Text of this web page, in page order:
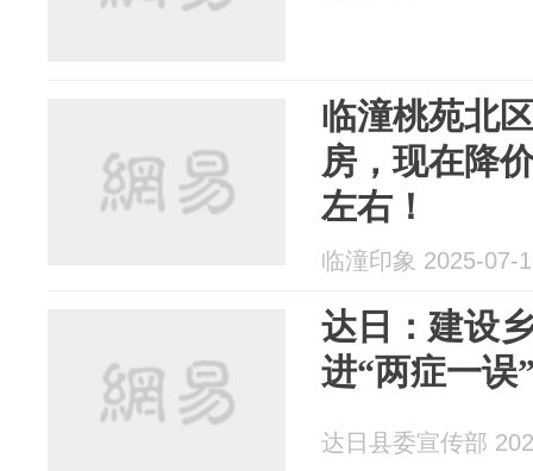
临潼桃苑北
房，现在降
左右！
临潼印象 2025-07-
达日：建设
进“两症一误
达日县委宣传部